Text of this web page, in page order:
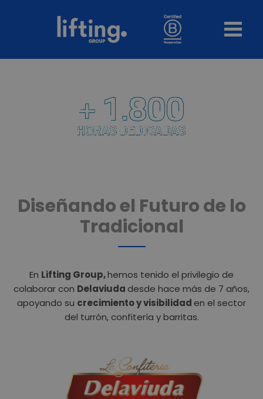
Diseñando el Futuro de lo
Tradicional
En Lifting Group,hemos tenido el privilegio de
colaborar con Delaviudadesde hace más de 7 años,
apoyando su crecimiento y visibilidad en el sector
del turrón, confitería y barritas.